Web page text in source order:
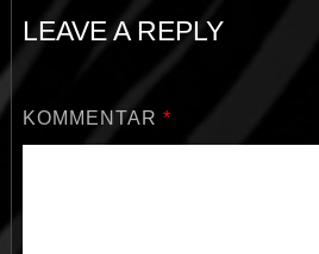
LEAVE A REPLY
KOMMENTAR *